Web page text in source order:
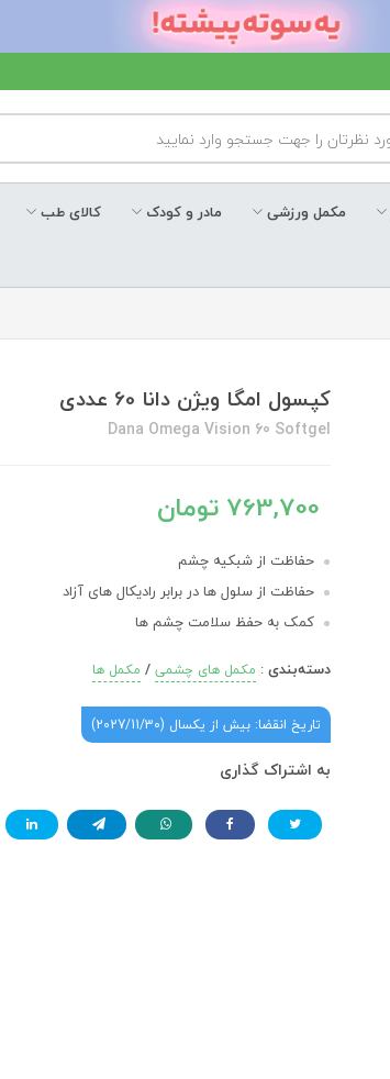
مکمل ورزشی مادر و کودک کالای طب
کپسول امگا ویژن دانا 60 عددی
Dana Omega Vision 60 Softgel
763,700 تومان
حفاظت از شبکیه چشم
حفاظت از سلول ها در برابر رادیکال های آزاد
کمک به حفظ سلامت چشم ها
دسته‌بندی: مکمل های چشمی / مکمل ها
تاریخ انقضا: بیش از یکسال (2027/11/30)
به اشتراک گذاری